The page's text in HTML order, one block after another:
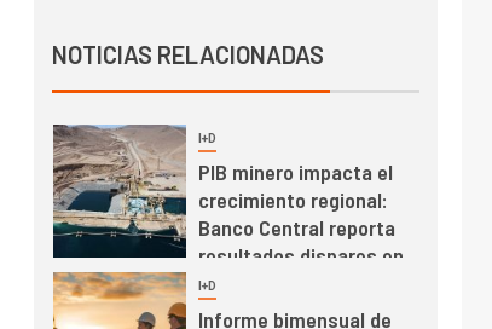
NOTICIAS RELACIONADAS
mayo de 2026 cae
10,6%
3 I+D
PIB minero impacta el
crecimiento regional:
Banco Central reporta
resultados dispares en
el primer trimestre
4 I+D
Informe bimensual de